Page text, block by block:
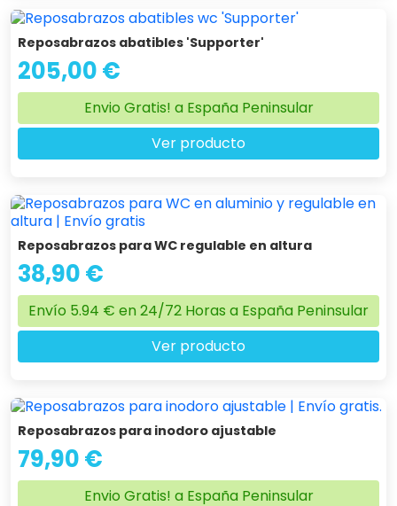
Reposabrazos abatibles 'Supporter'
205,00 €
Envio Gratis! a España Peninsular
Ver producto
Reposabrazos para WC regulable en altura
38,90 €
Envío 5.94 € en 24/72 Horas a España Peninsular
Ver producto
Reposabrazos para inodoro ajustable
79,90 €
Envio Gratis! a España Peninsular